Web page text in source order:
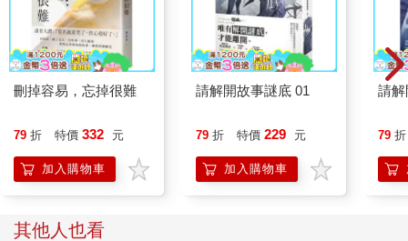
刪掉容易，忘掉很難
79 折 特價 332 元
加入購物車
請解開故事謎底 01
79 折 特價 229 元
加入購物車
請解
79 折
其他人也看